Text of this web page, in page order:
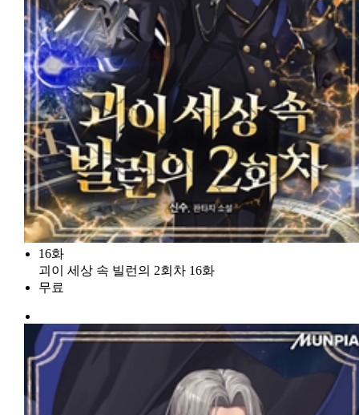
16화
괴이 세상 속 빌런의 2회차 16화
무료